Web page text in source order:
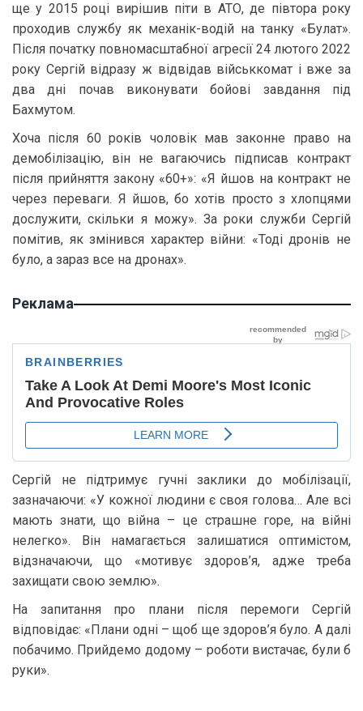
ще у 2015 році вирішив піти в АТО, де півтора року
проходив службу як механік-водій на танку «Булат».
Після початку повномасштабної агресії 24 лютого 2022
року Сергій відразу ж відвідав військкомат і вже за
два дні почав виконувати бойові завдання під
Бахмутом.
Хоча після 60 років чоловік мав законне право на
демобілізацію, він не вагаючись підписав контракт
після прийняття закону «60+»: «Я йшов на контракт не
через переваги. Я йшов, бо хотів просто з хлопцями
дослужити, скільки я можу». За роки служби Сергій
помітив, як змінився характер війни: «Тоді дронів не
було, а зараз все на дронах».
Реклама
Сергій не підтримує гучні заклики до мобілізації,
зазначаючи: «У кожної людини є своя голова… Але всі
мають знати, що війна – це страшне горе, на війні
нелегко». Він намагається залишатися оптимістом,
відзначаючи, що «мотивує здоров’я, адже треба
захищати свою землю».
На запитання про плани після перемоги Сергій
відповідає: «Плани одні – щоб ще здоров’я було. А далі
побачимо. Прийдемо додому – роботи вистачає, були б
руки».